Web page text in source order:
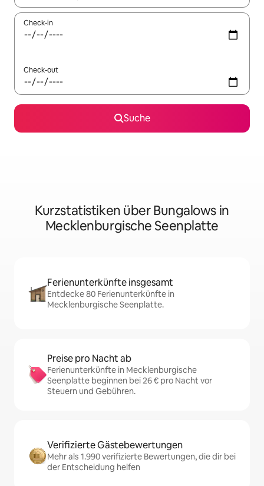
Check-in
Check-out
Suche
Kurzstatistiken über Bungalows in
Mecklenburgische Seenplatte
Ferienunterkünfte insgesamt
Entdecke 80 Ferienunterkünfte in
Mecklenburgische Seenplatte.
Preise pro Nacht ab
Ferienunterkünfte in Mecklenburgische
Seenplatte beginnen bei 26 € pro Nacht vor
Steuern und Gebühren.
Verifizierte Gästebewertungen
Mehr als 1.990 verifizierte Bewertungen, die dir bei
der Entscheidung helfen